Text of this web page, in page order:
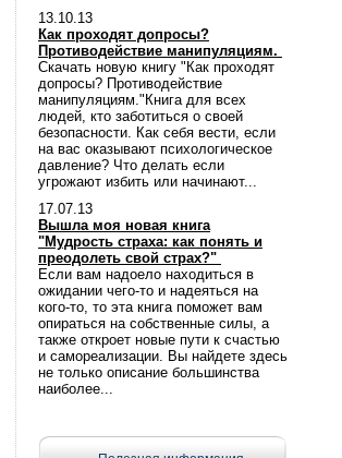
13.10.13
Как проходят допросы?
Противодействие манипуляциям.
Скачать новую книгу "Как проходят
допросы? Противодействие
манипуляциям."Книга для всех
людей, кто заботиться о своей
безопасности. Как себя вести, если
на вас оказывают психологическое
давление? Что делать если
угрожают избить или начинают...
17.07.13
Вышла моя новая книга
"Мудрость страха: как понять и
преодолеть свой страх?"
Если вам надоело находиться в
ожидании чего-то и надеяться на
кого-то, то эта книга поможет вам
опираться на собственные силы, а
также откроет новые пути к счастью
и самореализации. Вы найдете здесь
не только описание большинства
наиболее...